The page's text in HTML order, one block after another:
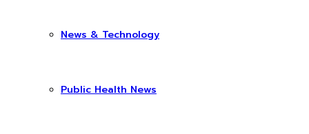
News & Technology
Public Health News